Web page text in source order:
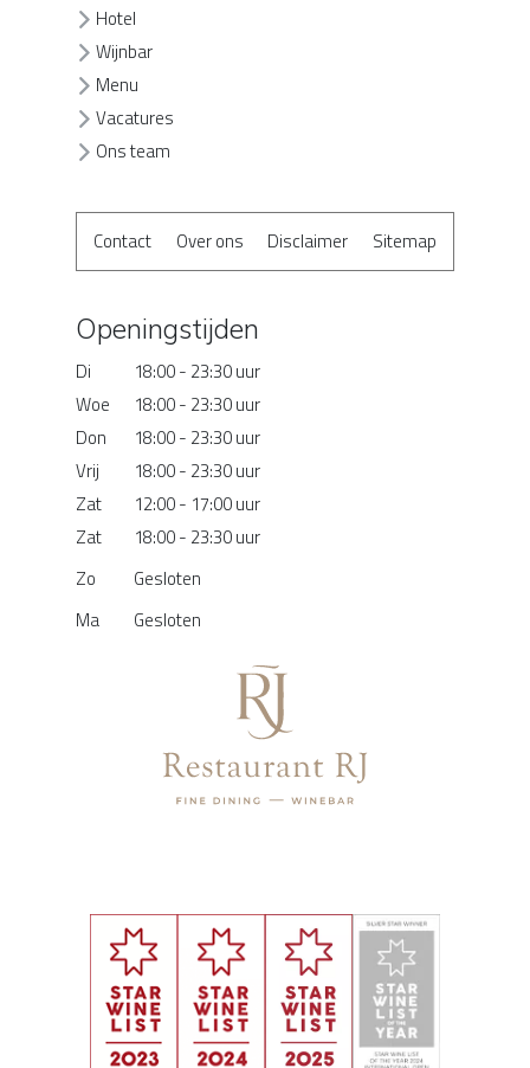
Hotel
Wijnbar
Menu
Vacatures
Ons team
Openingstijden
Di
18:00 - 23:30 uur
Woe
18:00 - 23:30 uur
Don
18:00 - 23:30 uur
Vrij
18:00 - 23:30 uur
Zat
12:00 - 17:00 uur
Zat
18:00 - 23:30 uur
Zo
Gesloten
Ma
Gesloten
Contact Over ons Disclaimer Sitemap